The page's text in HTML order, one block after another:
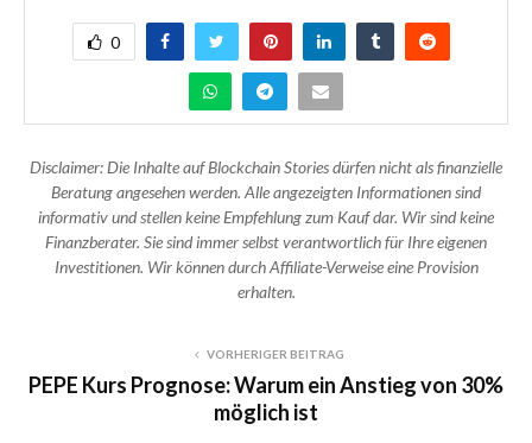
0
Disclaimer: Die Inhalte auf Blockchain Stories dürfen nicht als finanzielle
Beratung angesehen werden. Alle angezeigten Informationen sind
informativ und stellen keine Empfehlung zum Kauf dar. Wir sind keine
Finanzberater. Sie sind immer selbst verantwortlich für Ihre eigenen
Investitionen. Wir können durch Affiliate-Verweise eine Provision
erhalten.
VORHERIGER BEITRAG
PEPE Kurs Prognose: Warum ein Anstieg von 30%
möglich ist